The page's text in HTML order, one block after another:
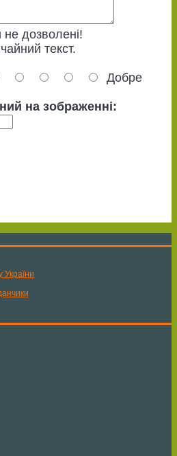
не дозволені!
текст.
Добре
на зображенні:
України